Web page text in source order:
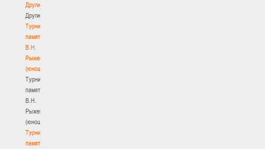
Другие
Другие
Турнир
памяти
В.Н.
Рыженкова
(юноши)
Турнир
памяти
В.Н.
Рыженкова
(юноши)
Турнир
памяти